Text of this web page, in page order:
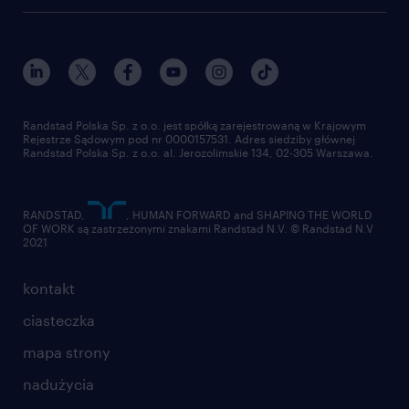
dla mediów
dla dostawców
nasz świat
pracuj w randstad
złóż CV
kontakt
ciasteczka
mapa strony
nadużycia
Randstad Polska Sp. z o.o. jest spółką zarejestrowaną w Krajowym
Rejestrze Sądowym pod nr 0000157531. Adres siedziby głównej
Randstad Polska Sp. z o.o. al. Jerozolimskie 134, 02-305 Warszawa.
RANDSTAD,
, HUMAN FORWARD and SHAPING THE WORLD
OF WORK są zastrzeżonymi znakami Randstad N.V. © Randstad N.V
2021